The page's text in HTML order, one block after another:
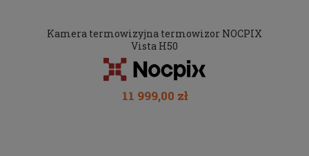
Kamera termowizyjna termowizor NOCPIX
Vista H50
11 999,00 zł